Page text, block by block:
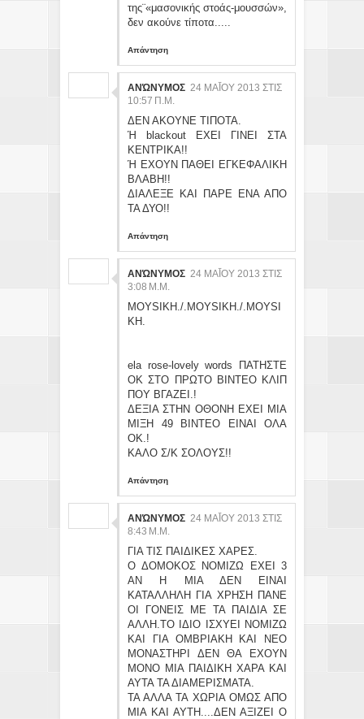
της¨«μασονικής στοάς-μουσσών»,
δεν ακούνε τίποτα.....
Απάντηση
ΑΝΏΝΥΜΟΣ 24 ΜΑΪ́ΟΥ 2013 ΣΤΙΣ 10
:57 Π.Μ.
ΔΕΝ ΑΚΟΥΝΕ ΤΙΠΟΤΑ.
Ή blackout ΕΧΕΙ ΓΙΝΕΙ ΣΤΑ
ΚΕΝΤΡΙΚΑ!!
Ή ΕΧΟΥΝ ΠΑΘΕΙ ΕΓΚΕΦΑΛΙΚΗ
ΒΛΑΒΗ!!
ΔΙΑΛΕΞΕ ΚΑΙ ΠΑΡΕ ΕΝΑ ΑΠΟ
ΤΑ ΔΥΟ!!
Απάντηση
ΑΝΏΝΥΜΟΣ 24 ΜΑΪ́ΟΥ 2013 ΣΤΙΣ 3:
08 Μ.Μ.
MOYSIKH./.MOYSIKH./.MOYSI
KH.
ela rose-lovely words ΠΑΤΗΣΤΕ
ΟΚ ΣΤΟ ΠΡΩΤΟ ΒΙΝΤΕΟ ΚΛΙΠ
ΠΟΥ ΒΓΑΖΕΙ.!
ΔΕΞΙΑ ΣΤΗΝ ΟΘΟΝΗ ΕΧΕΙ ΜΙΑ
ΜΙΞΗ 49 ΒΙΝΤΕΟ ΕΙΝΑΙ ΟΛΑ
ΟΚ.!
ΚΑΛΟ Σ/Κ ΣΟΛΟΥΣ!!
Απάντηση
ΑΝΏΝΥΜΟΣ 24 ΜΑΪ́ΟΥ 2013 ΣΤΙΣ 8:
43 Μ.Μ.
ΓΙΑ ΤΙΣ ΠΑΙΔΙΚΕΣ ΧΑΡΕΣ.
Ο ΔΟΜΟΚΟΣ ΝΟΜΙΖΩ ΕΧΕΙ 3
ΑΝ Η ΜΙΑ ΔΕΝ ΕΙΝΑΙ
ΚΑΤΑΛΛΗΛΗ ΓΙΑ ΧΡΗΣΗ ΠΑΝΕ
ΟΙ ΓΟΝΕΙΣ ΜΕ ΤΑ ΠΑΙΔΙΑ ΣΕ
ΑΛΛΗ.ΤΟ ΙΔΙΟ ΙΣΧΥΕΙ ΝΟΜΙΖΩ
ΚΑΙ ΓΙΑ ΟΜΒΡΙΑΚΗ ΚΑΙ ΝΕΟ
ΜΟΝΑΣΤΗΡΙ ΔΕΝ ΘΑ ΕΧΟΥΝ
ΜΟΝΟ ΜΙΑ ΠΑΙΔΙΚΗ ΧΑΡΑ ΚΑΙ
ΑΥΤΑ ΤΑ ΔΙΑΜΕΡΙΣΜΑΤΑ.
ΤΑ ΑΛΛΑ ΤΑ ΧΩΡΙΑ ΟΜΩΣ ΑΠΟ
ΜΙΑ ΚΑΙ ΑΥΤΗ....ΔΕΝ ΑΞΙΖΕΙ Ο